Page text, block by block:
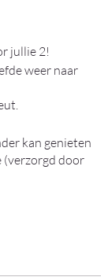
jullie 2!
weer naar
kan genieten
(verzorgd door